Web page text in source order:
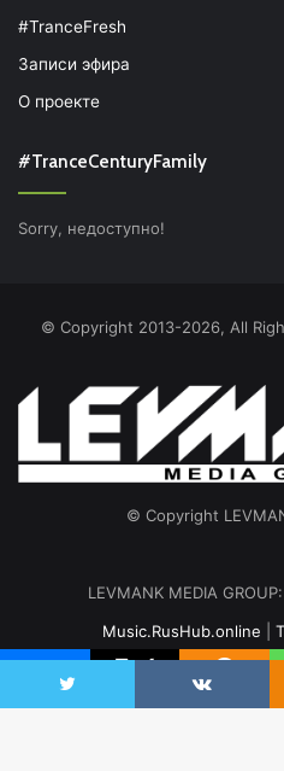
#TranceFresh
Записи эфира
О проекте
#TranceCenturyFamily
Sorry, недоступно!
© Copyright 2013-2026, All
© Copyright
LEVMANK MEDIA GROUP:
Music.RusHub.online
Twitter VKontakte